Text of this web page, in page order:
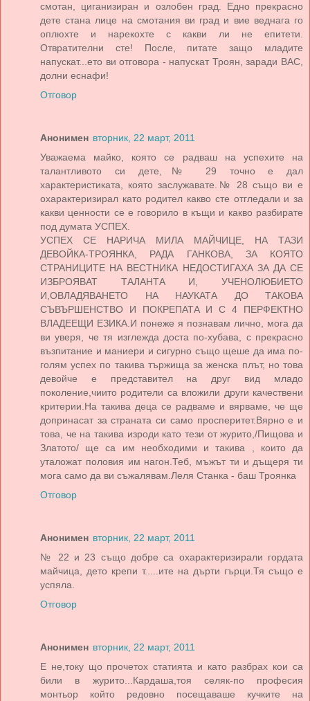
смотан, циганизиран и озлобен град. Едно прекрасно
дете стана лице на смотания ви град и вие веднага го
оплюхте и нарекохте с какви ли не епитети.
Отвратителни сте! После, питате защо младите
напускат...ето ви отговора - напускат Троян, заради ВАС,
долни еснафи!
Отговор
Анонимен вторник, 22 март, 2011
Уважаема майко, която се радваш на успехите на
талантливото си дете,№ 29 точно е дал
характеристиката, която заслужавате.№ 28 също ви е
охарактеризирал като родител какво сте отгледали и за
какви ценности се е говорило в къщи и какво разбирате
под думата УСПЕХ.
УСПЕХ СЕ НАРИЧА МИЛА МАЙЧИЦЕ, НА ТАЗИ
ДЕВОЙКА-ТРОЯНКА, РАДА ГАНКОВА, ЗА КОЯТО
СТРАНИЦИТЕ НА ВЕСТНИКА НЕДОСТИГАХА ЗА ДА СЕ
ИЗБРОЯВАТ ТАЛАНТА И, УЧЕНОЛЮБИЕТО
И,ОВЛАДЯВАНЕТО НА НАУКАТА ДО ТАКОВА
СЪВЪРШЕНСТВО И ПОКРЕПАТА И С 4 ПЕРФЕКТНО
ВЛАДЕЕЩИ ЕЗИКА.И понеже я познавам лично, мога да
ви уверя, че тя изглежда доста по-хубава, с прекрасно
възпитание и маниери и сигурно също щеше да има по-
голям успех по такива тържища за женска плът, но това
девойче е представител на друг вид младо
поколение,чиито родители са вложили други качествени
критерии.На такива деца се радваме и вярваме, че ще
допринасат за страната си само просперитет.Вярно е и
това, че на такива изроди като тези от журито,/Пищова и
Златото/ ще са им необходими и такива , които да
уталожат половия им нагон.Теб, мъжът ти и дъщеря ти
мога само да ви съжалявам.Леля Станка - баш Троянка
Отговор
Анонимен вторник, 22 март, 2011
№ 22 и 23 също добре са охарактеризирали гордата
майчица, дето крепи т.....ите на дърти гърци.Тя също е
успяла.
Отговор
Анонимен вторник, 22 март, 2011
Е не,току що прочетох статията и като разбрах кои са
били в журито...Кардаша,тоя селяк-по професия
монтьор който редовно посещаваше кучките на